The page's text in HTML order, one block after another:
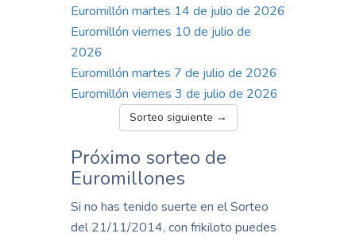
Euromillón martes 14 de julio de 2026
Euromillón viernes 10 de julio de
2026
Euromillón martes 7 de julio de 2026
Euromillón viernes 3 de julio de 2026
Sorteo siguiente →
Próximo sorteo de
Euromillones
Si no has tenido suerte en el Sorteo
del 21/11/2014, con frikiloto puedes